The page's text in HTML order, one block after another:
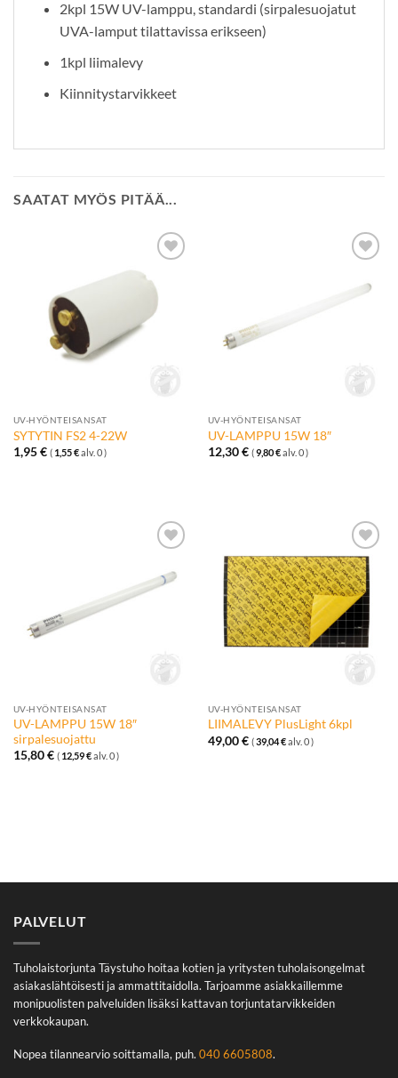
2kpl 15W UV-lamppu, standardi (sirpalesuojatut
UVA-lamput tilattavissa erikseen)
1kpl liimalevy
Kiinnitystarvikkeet
SAATAT MYÖS PITÄÄ...
Lisää
toivelistalle
UV-HYÖNTEISANSAT
SYTYTIN FS2 4-22W
1,95€ ( 1,55€alv. 0 )
toivelistalle
UV-HYÖNTEISANSAT
UV-LAMPPU 15W 18″
12,30€ (9,80€alv. 0 )
toivelistalle
UV-HYÖNTEISANSAT
UV-LAMPPU 15W 18″
sirpalesuojattu
15,80€ ( 12,59€alv. 0 )
Lisää
toivelistalle
UV-HYÖNTEISANSAT
LIIMALEVY PlusLight 6kpl
49,00€ (39,04€alv. 0 )
PALVELUT
Tuholaistorjunta Täystuho hoitaa kotien ja yritysten tuholaisongelmat
asiakaslähtöisesti ja ammattitaidolla. Tarjoamme asiakkaillemme
monipuolisten palveluiden lisäksi kattavan torjuntatarvikkeiden
verkkokaupan.
Nopea tilannearvio soittamalla, puh. 040 6605808.